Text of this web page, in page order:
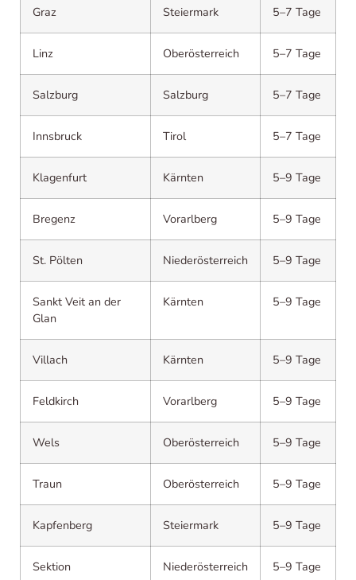
Graz Steiermark 5–7 Tage
Linz Oberösterreich 5–7 Tage
Salzburg Salzburg 5–7 Tage
Innsbruck Tirol 5–7 Tage
Klagenfurt Kärnten 5–9 Tage
Bregenz Vorarlberg 5–9 Tage
St. Pölten Niederösterreich 5–9 Tage
Sankt Veit an der
Glan
Kärnten 5–9 Tage
Villach Kärnten 5–9 Tage
Feldkirch Vorarlberg 5–9 Tage
Wels Oberösterreich 5–9 Tage
Traun Oberösterreich 5–9 Tage
Kapfenberg Steiermark 5–9 Tage
Sektion Niederösterreich 5–9 Tage